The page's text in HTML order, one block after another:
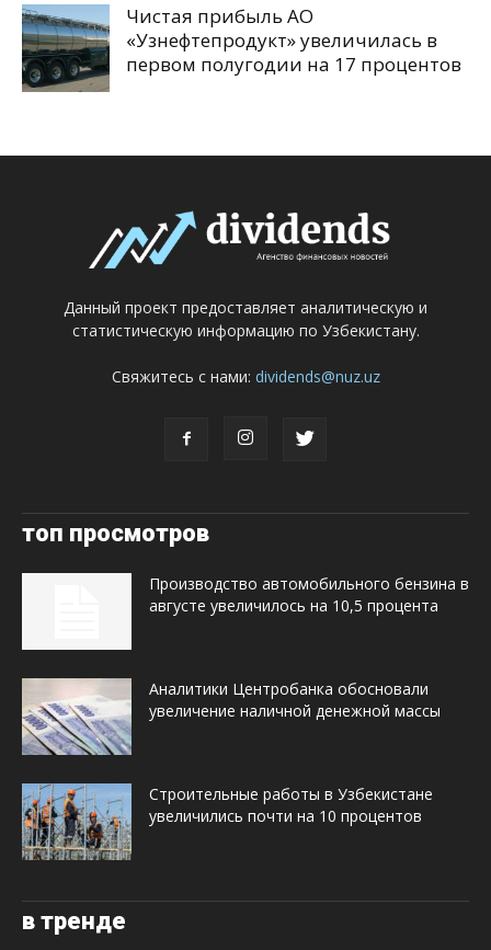
Чистая прибыль АО
«Узнефтепродукт» увеличилась в
первом полугодии на 17 процентов
Данный проект предоставляет аналитическую и
статистическую информацию по Узбекистану.
Свяжитесь с нами: dividends@nuz.uz
топ просмотров
Производство автомобильного бензина в
августе увеличилось на 10,5 процента
Аналитики Центробанка обосновали
увеличение наличной денежной массы
Строительные работы в Узбекистане
увеличились почти на 10 процентов
в тренде